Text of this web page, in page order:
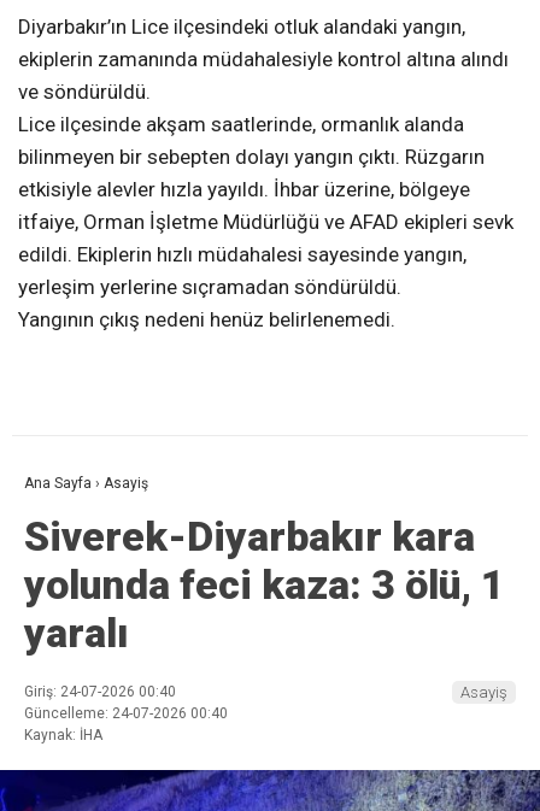
Diyarbakır’ın Lice ilçesindeki otluk alandaki yangın,
ekiplerin zamanında müdahalesiyle kontrol altına alındı
ve söndürüldü.
Lice ilçesinde akşam saatlerinde, ormanlık alanda
bilinmeyen bir sebepten dolayı yangın çıktı. Rüzgarın
etkisiyle alevler hızla yayıldı. İhbar üzerine, bölgeye
itfaiye, Orman İşletme Müdürlüğü ve AFAD ekipleri sevk
edildi. Ekiplerin hızlı müdahalesi sayesinde yangın,
yerleşim yerlerine sıçramadan söndürüldü.
Yangının çıkış nedeni henüz belirlenemedi.
Ana Sayfa › Asayiş
Siverek-Diyarbakır kara
yolunda feci kaza: 3 ölü, 1
yaralı
Giriş: 24-07-2026 00:40
Güncelleme: 24-07-2026 00:40
Kaynak: İHA
Asayiş